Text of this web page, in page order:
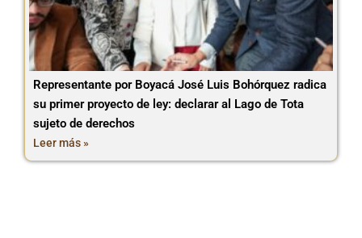
Representante por Boyacá José Luis Bohórquez radica
su primer proyecto de ley: declarar al Lago de Tota
sujeto de derechos
Leer más »